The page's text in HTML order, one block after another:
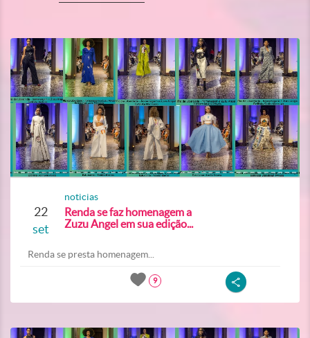
22
set
noticias
Renda se faz homenagem a
Zuzu Angel em sua edição...
Renda se presta homenagem...
9